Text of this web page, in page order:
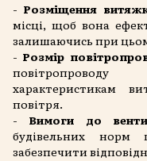
- Розміщення
місці, щоб вона
залишаючись при
- Розмір
характеристикам
повітря.
- Вимоги до
будівельних норм
забезпечити